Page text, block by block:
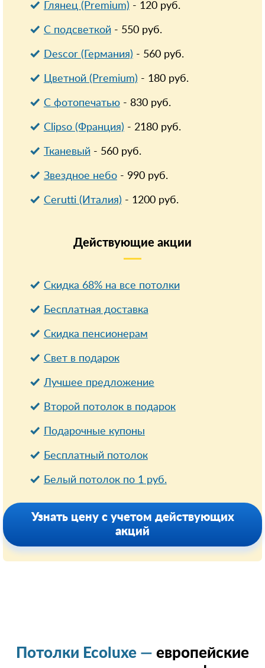
Глянец (Premium) - 120руб.
С подсветкой- 550руб.
Descor (Германия) - 560руб.
Цветной (Premium) - 180руб.
С фотопечатью- 830руб.
Clipso (Франция) - 2180руб.
Тканевый- 560руб.
Звездное небо- 990руб.
Cerutti (Италия) - 1200руб.
Действующие акции
Скидка 68% на все потолки
Бесплатная доставка
Cкидка пенсионерам
Свет в подарок
Лучшее предложение
Второй потолок в подарок
Подарочные купоны
Бесплатный потолок
Белый потолок по 1 руб.
Узнать цену с учетом действующих
акций
Потолки Ecoluxe — европейские